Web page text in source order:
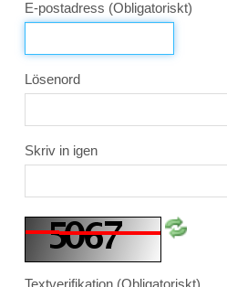
E-postadress (Obligatoriskt)
Lösenord
Skriv in igen
Textverifikation (Obligatoriskt)